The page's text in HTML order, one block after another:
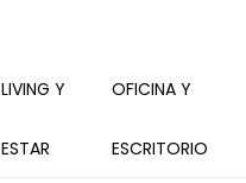
LIVING Y
ESTAR
OFICINA Y
ESCRITORIO